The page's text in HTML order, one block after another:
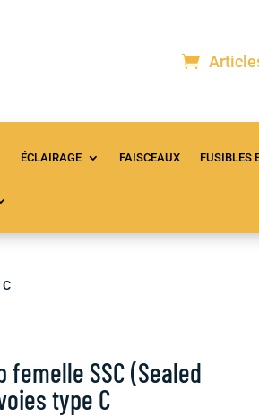
ÉCLAIRAGE FAISCEAUX FUSIBLES
femelle SSC (Sealed
type C